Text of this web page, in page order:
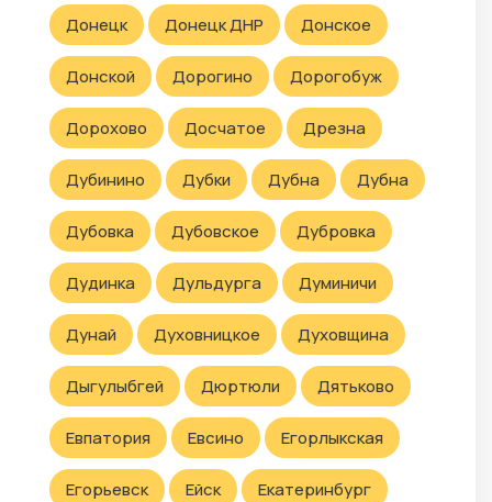
Донецк Донецк ДНР Донское
Донской Дорогино Дорогобуж
Дорохово Досчатое Дрезна
Дубинино Дубки Дубна Дубна
Дубовка Дубовское Дубровка
Дудинка Дульдурга Думиничи
Дунай Духовницкое Духовщина
Дыгулыбгей Дюртюли Дятьково
Евпатория Евсино Егорлыкская
Егорьевск Ейск Екатеринбург